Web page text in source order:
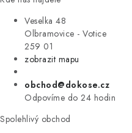
Veselka 48
Olbramovice - Votice
259 01
zobrazit mapu
obchod@dokose.cz
Odpovíme do 24 hodin
Spolehlivý obchod
VÝPRODEJ
ZNAČKY
Úvod Kontakt Blog
Moje objednávka